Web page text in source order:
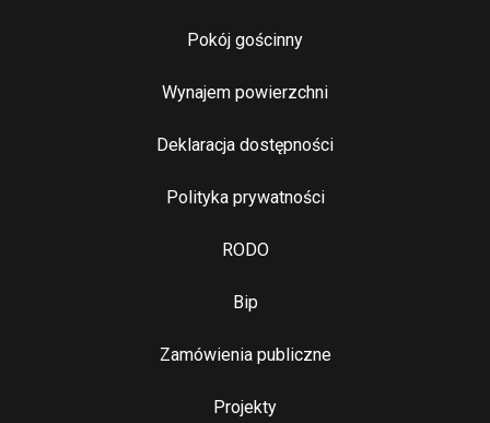
Pokój gościnny
Wynajem powierzchni
Stopka 2
Deklaracja dostępności
Polityka prywatności
RODO
Bip
Zamówienia publiczne
Najważniejsze linki
Projekty